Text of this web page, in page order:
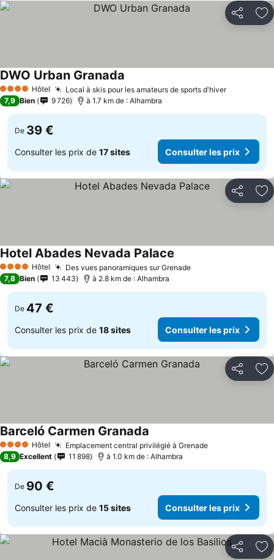
Partager
4 Étoiles Hôtel Local à skis pour les amateurs de sports d'hiver
DWO Urban Granada
7,9 Bien 9 726 à 1.7 km de : Alhambra
De 39 €
Consulter les prix de 17 sites Consulter les prix
Partager
4 Étoiles Hôtel Des vues panoramiques sur Grenade
Hotel Abades Nevada Palace
7,8 Bien 13 443 à 2.8 km de : Alhambra
De 47 €
Consulter les prix de 18 sites Consulter les prix
Partager
4 Étoiles Hôtel Emplacement central privilégié à Grenade
Barceló Carmen Granada
8,9 Excellent 11 898 à 1.0 km de : Alhambra
De 90 €
Consulter les prix de 15 sites Consulter les prix
Partager